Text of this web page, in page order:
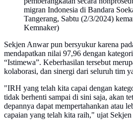
migran Indonesia di Bandara
Tangerang, Sabtu (2/3/2024)
Kemnaker)
Sekjen Anwar pun bersyukur karena
mendapatkan nilai 97,96 dengan
“Istimewa”. Keberhasilan tersebut
kolaborasi, dan sinergi dari seluruh tim
"IRH yang telah kita capai dengan
tidak berhenti sampai di sini saja, akan
depannya dapat mempertahankan atau
capaian yang telah kita raih," ujat